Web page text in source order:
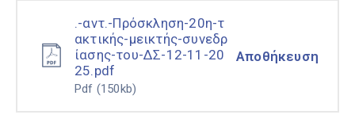
.-αντ.-Πρόσκληση-20η-τ
ακτικής-μεικτής-συνεδρ
ίασης-του-ΔΣ-12-11-20
25.pdf
Pdf (150kb)
Αποθήκευση